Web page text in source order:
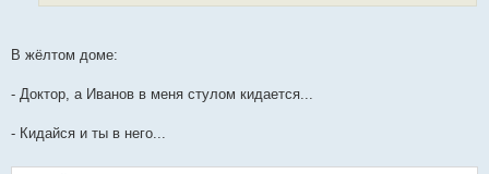
В жёлтом доме:
- Доктор, а Иванов в меня стулом кидается...
- Кидайся и ты в него...